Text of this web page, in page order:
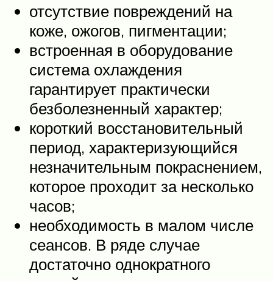
отсутствие повреждений на
коже, ожогов, пигментации;
встроенная в оборудование
система охлаждения
гарантирует практически
безболезненный характер;
короткий восстановительный
период, характеризующийся
незначительным покраснением,
которое проходит за несколько
часов;
необходимость в малом числе
сеансов. В ряде случае
достаточно однократного